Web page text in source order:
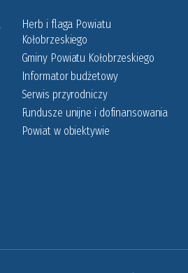
Herb i flaga Powiatu
Kołobrzeskiego
Gminy Powiatu Kołobrzeskiego
Informator budżetowy
Serwis przyrodniczy
Fundusze unijne i dofinansowania
Powiat w obiektywie